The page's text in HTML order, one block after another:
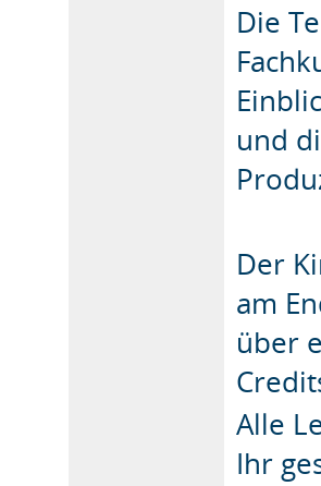
Die
und
Der
am
über
Alle
Ihr